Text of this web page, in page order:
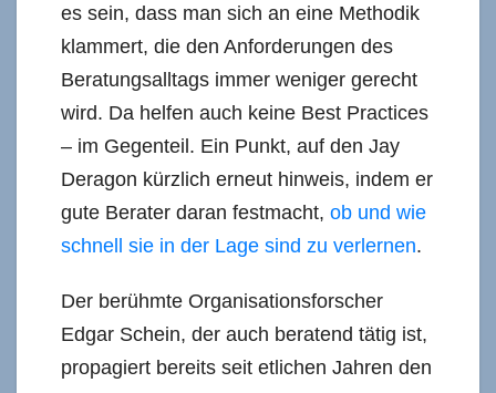
es sein, dass man sich an eine Methodik
klammert, die den Anforderungen des
Beratungsalltags immer weniger gerecht
wird. Da helfen auch keine Best Practices
– im Gegenteil. Ein Punkt, auf den Jay
Deragon kürzlich erneut hinweis, indem er
gute Berater daran festmacht, ob und wie
schnell sie in der Lage sind zu verlernen.
Der berühmte Organisationsforscher
Edgar Schein, der auch beratend tätig ist,
propagiert bereits seit etlichen Jahren den